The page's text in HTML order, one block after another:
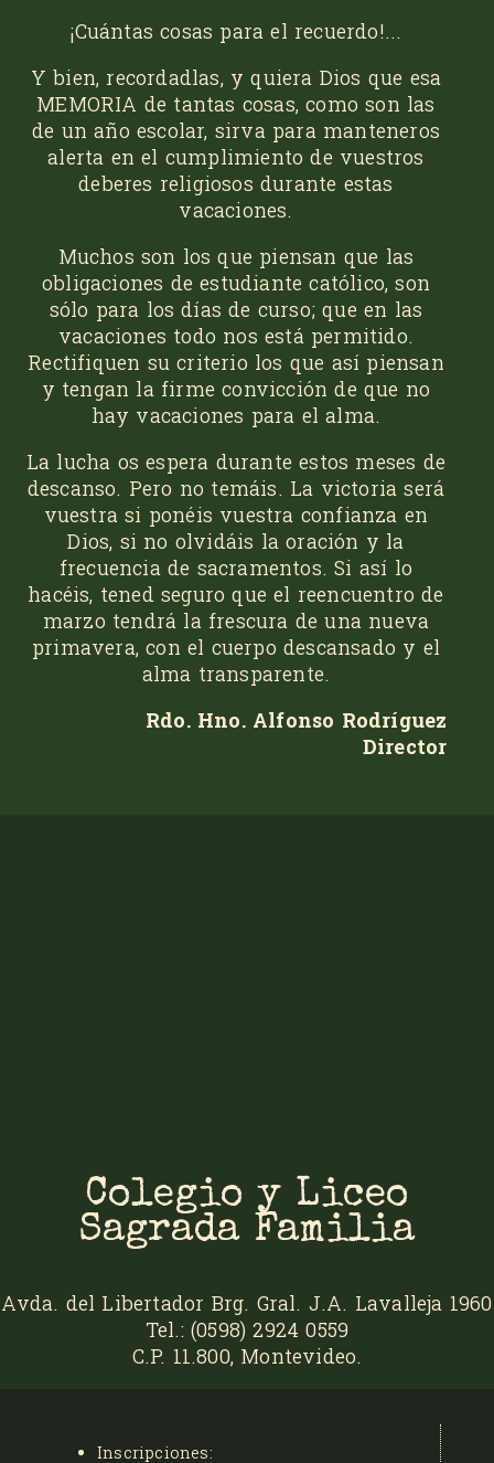
¡Cuántas cosas para el recuerdo!...
Y bien, recordadlas, y quiera Dios que esa
MEMORIA de tantas cosas, como son las
de un año escolar, sirva para manteneros
alerta en el cumplimiento de vuestros
deberes religiosos durante estas
vacaciones.
Muchos son los que piensan que las
obligaciones de estudiante católico, son
sólo para los días de curso; que en las
vacaciones todo nos está permitido.
Rectifiquen su criterio los que así piensan
y tengan la firme convicción de que no
hay vacaciones para el alma.
La lucha os espera durante estos meses de
descanso. Pero no temáis. La victoria será
vuestra si ponéis vuestra confianza en
Dios, si no olvidáis la oración y la
frecuencia de sacramentos. Si así lo
hacéis, tened seguro que el reencuentro de
marzo tendrá la frescura de una nueva
primavera, con el cuerpo descansado y el
alma transparente.
Rdo. Hno. Alfonso Rodríguez
Director
Colegio y Liceo
Sagrada Familia
Avda. del Libertador Brg. Gral. J.A. Lavalleja 1960
Tel.: (0598) 2924 0559
C.P. 11.800, Montevideo.
Inscripciones: